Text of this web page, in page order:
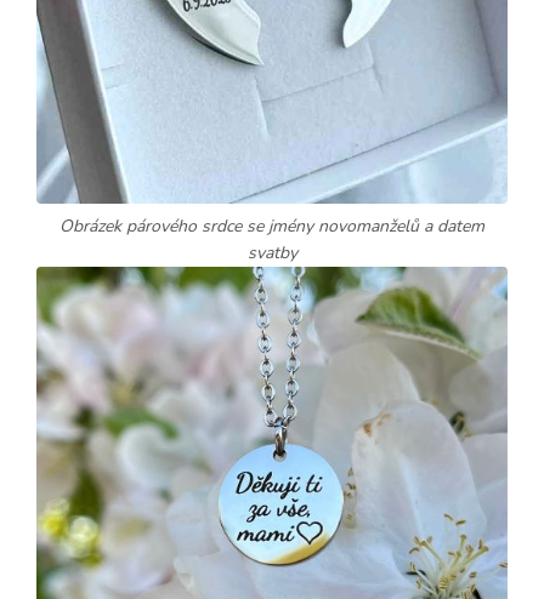
Obrázek párového srdce se jmény novomanželů a datem
svatby